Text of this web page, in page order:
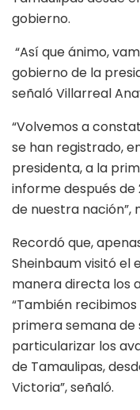
gobierno.
“Así que ánimo,
gobierno de la
señaló Villarreal
“Volvemos a
se han registrado,
presidenta, a la
informe después
de nuestra
Recordó que,
Sheinbaum visitó
manera directa los
“También
primera semana
particularizar los
de Tamaulipas,
Victoria”, señaló.